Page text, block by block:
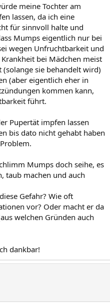
meine Tochter am
lassen, da ich eine
für sinnvoll halte und
Mumps eigentlich nur bei
wegen Unfruchtbarkeit und
bei Mädchen meist
sie behandelt wird)
(aber eigentlich eher in
kommen kann,
führt.
Pupertät impfen lassen
bis dato nicht gehabt haben
Mumps doch seihe, es
taub machen und auch
Gefahr? Wie oft
vor? Oder macht er da
welchen Gründen auch
dankbar!